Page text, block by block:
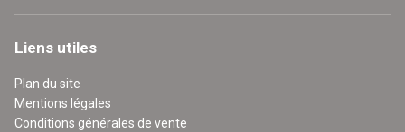
Liens utiles
Plan du site
Mentions légales
Conditions générales de vente